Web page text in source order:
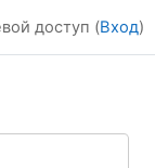
доступ (Вход)